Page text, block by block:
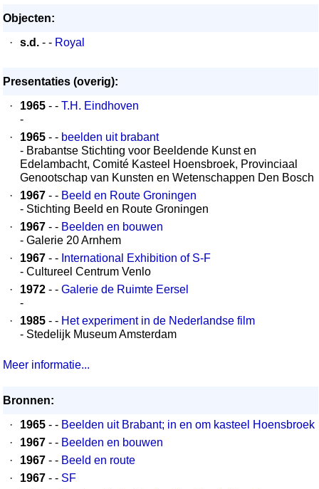
Objecten:
·
s.d. - - Royal
Presentaties (overig):
·
1965 - - T.H. Eindhoven
-
·
1965 - - beelden uit brabant
- Brabantse Stichting voor Beeldende Kunst en
Edelambacht, Comité Kasteel Hoensbroek, Provinciaal
Genootschap van Kunsten en Wetenschappen Den Bosch
·
1967 - - Beeld en Route Groningen
- Stichting Beeld en Route Groningen
·
1967 - - Beelden en bouwen
- Galerie 20 Arnhem
·
1967 - - International Exhibition of S-F
- Cultureel Centrum Venlo
·
1972 - - Galerie de Ruimte Eersel
-
·
1985 - - Het experiment in de Nederlandse film
- Stedelijk Museum Amsterdam
Meer informatie...
Bronnen:
·
1965 - - Beelden uit Brabant; in en om kasteel Hoensbroek
·
1967 - - Beelden en bouwen
·
1967 - - Beeld en route
·
1967 - - SF